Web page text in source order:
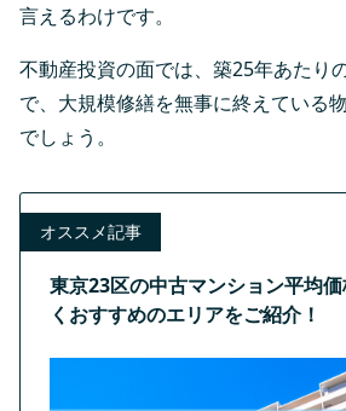
言えるわけです。
不動産投資の面では、築25年あたり
で、大規模修繕を無事に終えている
でしょう。
オススメ記事
東京23区の中古マンション平均
くおすすめのエリアをご紹介！